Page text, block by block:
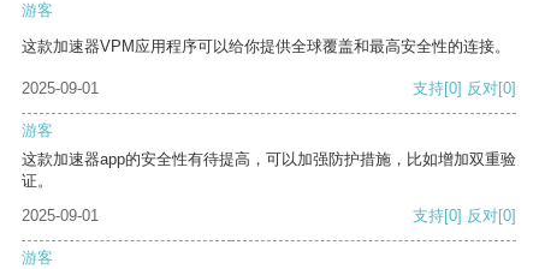
游客
这款加速器VPM应用程序可以给你提供全球覆盖和最高安全性的连接。
2025-09-01 支持[0] 反对[0]
游客
这款加速器app的安全性有待提高，可以加强防护措施，比如增加双重验
证。
2025-09-01
支持[0] 反对[0]
游客